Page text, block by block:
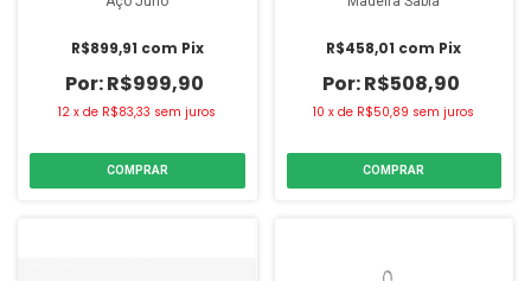
R$999,90
R$899,91 com Pix
12 xde R$83,33 sem juros
COMPRAR
R$508,90
R$458,01 com Pix
10 xde R$50,89 sem juros
COMPRAR